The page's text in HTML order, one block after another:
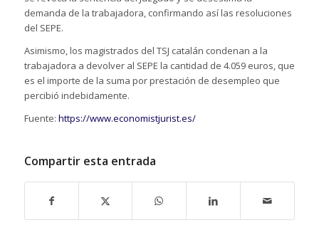
demanda de la trabajadora, confirmando así las resoluciones
del SEPE.
Asimismo, los magistrados del TSJ catalán condenan a la
trabajadora a devolver al SEPE la cantidad de 4.059 euros, que
es el importe de la suma por prestación de desempleo que
percibió indebidamente.
Fuente: https://www.economistjurist.es/
Compartir esta entrada